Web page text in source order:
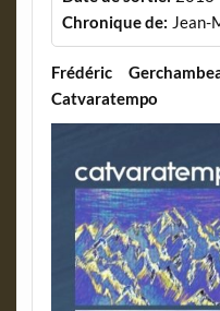
Chronique de: Jean-
Frédéric
Catvaratempo